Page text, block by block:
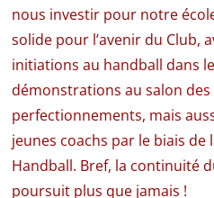
nous investir pour notre
solide pour l’avenir du Club,
initiations au handball dans
démonstrations au salon
perfectionnements, mais
jeunes coachs par le biais de
Handball. Bref, la continuité
poursuit plus que jamais !